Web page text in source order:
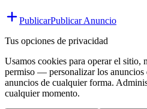
PublicarPublicar Anuncio
Tus opciones de privacidad
Usamos cookies para operar el
permiso — personalizar los anuncios
anuncios de cualquier forma.
cualquier momento.